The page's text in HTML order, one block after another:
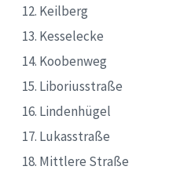
Keilberg
Kesselecke
Koobenweg
Liboriusstraße
Lindenhügel
Lukasstraße
Mittlere Straße